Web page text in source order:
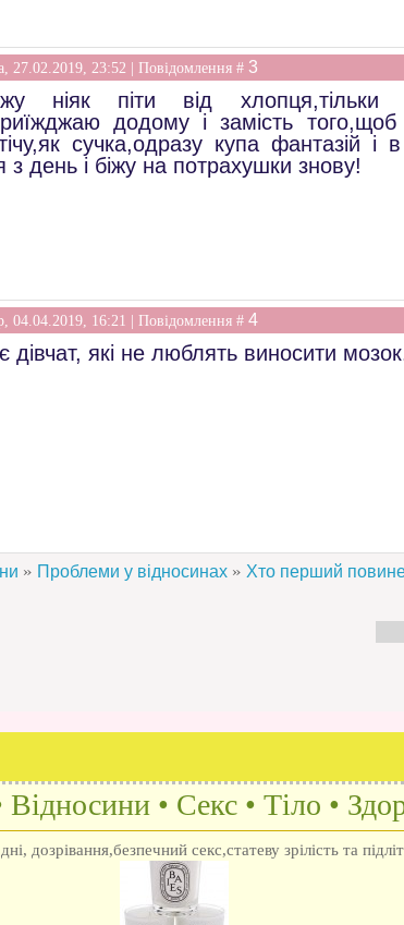
27.02.2019, 23:52 | Повідомлення # 3
ніяк піти від
додому і замість того,щоб
сучка,одразу купа фантазій
з день і біжу на потрахушки знову!
04.04.2019, 16:21 | Повідомлення # 4
дівчат, які не люблять виносити
» Проблеми у відносинах » Хто перший
• Секс • Тіло •
дозрівання,безпечний секс,статеву зрілість та